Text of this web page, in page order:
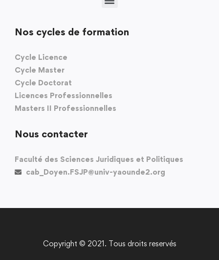
Nos cycles de formation
Cycle Licence
Cycle Master
Cycle Doctorat
Licences Professionnelles
Masters II Professionnelles
Nous contacter
Faculté des Sciences Juridiques et Politiques
cab_Doyen.FSJP@univ-yaounde2.org
Copyright © 2021. Tous droits reservés